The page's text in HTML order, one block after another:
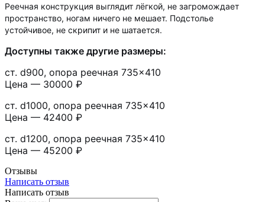
Реечная конструкция выглядит лёгкой, не загромождает
пространство, ногам ничего не мешает. Подстолье
устойчивое, не скрипит и не шатается.
Доступны также другие размеры:
ст. d900, опора реечная 735×410
Цена — 30000 ₽
ст. d1000, опора реечная 735×410
Цена — 42400 ₽
ст. d1200, опора реечная 735×410
Цена — 45200 ₽
Отзывы
Написать отзыв
Написать отзыв